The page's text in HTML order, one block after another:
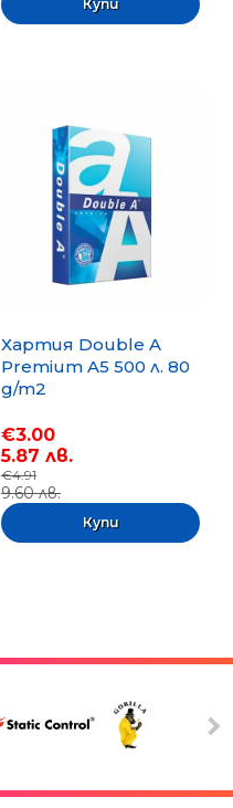
Хартия Double A
Premium A5 500 л. 80
g/m2
€3.00
5.87 лв.
€4.91
9.60 лв.